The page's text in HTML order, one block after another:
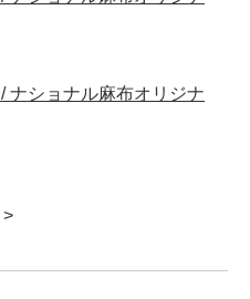
ナショナル麻布オリジナ